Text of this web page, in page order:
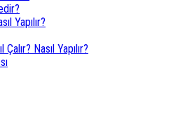
Yapılır?
Nasıl Yapılır?